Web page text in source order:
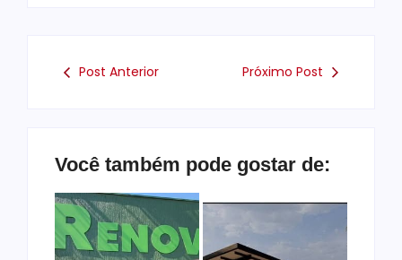
Post Anterior Próximo Post
Você também pode gostar de: